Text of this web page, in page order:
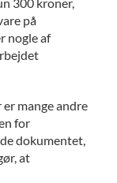
på
nogle af
mange andre
for
dokumentet,
at